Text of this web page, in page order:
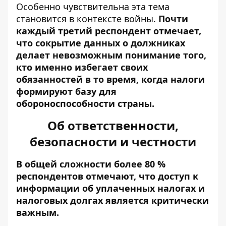
Особенно чувствительна эта тема
становится в контексте войны. Почти
каждый третий респондент отмечает,
что сокрытие данных о должниках
делает невозможным понимание того,
кто именно избегает своих
обязанностей в то время, когда налоги
формируют базу для
обороноспособности страны.
Об ответственности,
безопасности и честности
В общей сложности более 80 %
респондентов отмечают, что доступ к
информации об уплаченных налогах и
налоговых долгах является критически
важным.